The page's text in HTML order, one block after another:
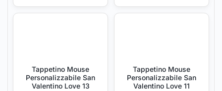
Tappetino Mouse
Personalizzabile San
Valentino Love 13
Tappetino Mouse
Personalizzabile San
Valentino Love 11